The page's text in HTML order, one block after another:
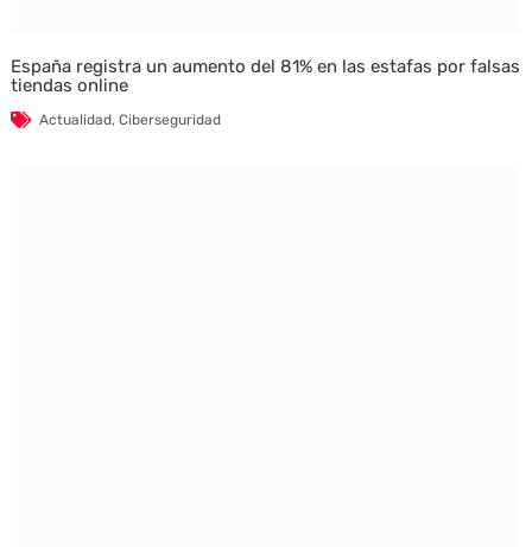
España registra un aumento del 81% en las estafas por falsas
tiendas online
Actualidad, Ciberseguridad